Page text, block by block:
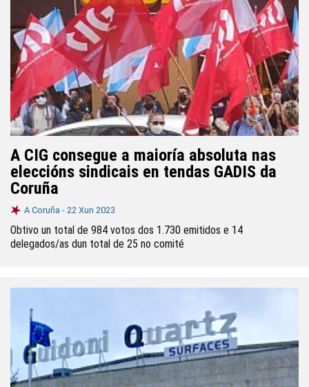
A CIG consegue a maioría absoluta nas
eleccións sindicais en tendas GADIS da
Coruña
A Coruña - 22 Xun 2023
Obtivo un total de 984 votos dos 1.730 emitidos e 14
delegados/as dun total de 25 no comité